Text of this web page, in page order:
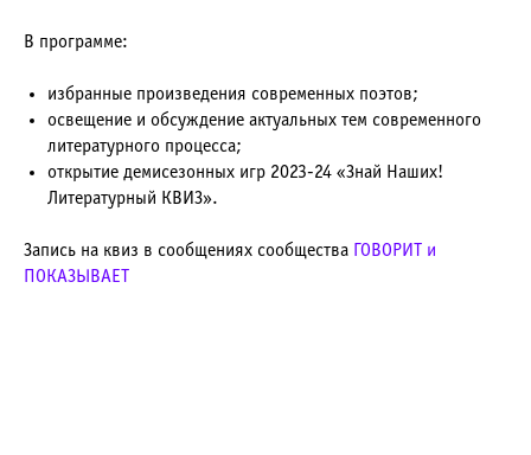
В программе:
избранные произведения современных поэтов;
освещение и обсуждение актуальных тем​ современного​
литературного процесса;
открытие демисезонных игр 2023-24​ «Знай Наших!
Литературный КВИЗ».
Запись на квиз в сообщениях сообщества ГОВОРИТ и
ПОКАЗЫВАЕТ